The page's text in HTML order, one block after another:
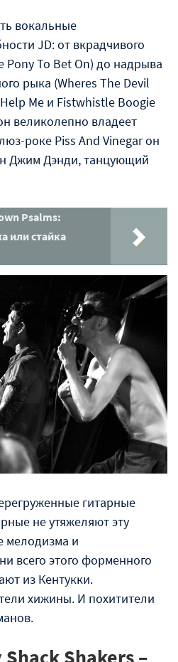
вокальные
JD: от вкрадчивого
Pony To Bet On) до надрыва
рыка (Wheres The Devil
Me и Fistwhistle Boogie
великолепно владеет
роке Piss And Vinegar он
Джим Дэнди, танцующий
Psalms:
или стайка
гитарные
не утяжеляют эту
мелодизма и
всего этого форменного
из Кентукки.
хижины. И похитители